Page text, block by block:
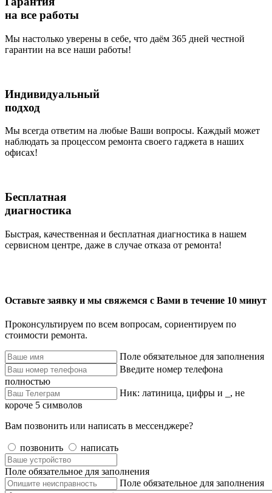
на все работы
Мы настолько уверены в себе, что даём 365 дней честной
гарантии на все наши работы!
Индивидуальный
подход
Мы всегда ответим на любые Ваши вопросы. Каждый может
наблюдать за процессом ремонта своего гаджета в наших
офисах!
Бесплатная
диагностика
Быстрая, качественная и бесплатная диагностика в нашем
сервисном центре, даже в случае отказа от ремонта!
Оставьте заявку и мы свяжемся с Вами в течение 10 минут
Проконсультируем по всем вопросам, сориентируем по
стоимости ремонта.
Поле обязательное для заполнения
Введите номер телефона
полностью
Ник: латиница, цифры и _, не
короче 5 символов
Вам позвонить или написать в мессенджере?
позвонить написать
Поле обязательное для заполнения
Поле обязательное для заполнения